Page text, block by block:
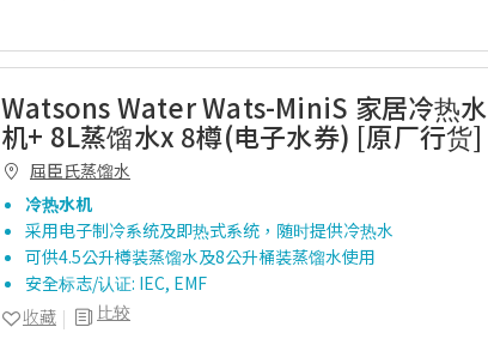
Watsons Water Wats-MiniS 家居冷热水
机+ 8L蒸馏水x 8樽(电子水券) [原厂行货]
屈臣氏蒸馏水
冷热水机
采用电子制冷系统及即热式系统，随时提供冷热水
可供4.5公升樽装蒸馏水及8公升桶装蒸馏水使用
安全标志/认证: IEC, EMF
比较
收藏